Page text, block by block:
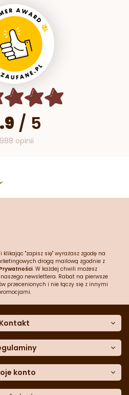
/ 5
opinii
"zapisz się" wyrażasz zgodę na
drogą mailową zgodnie z
. W każdej chwili możesz
newslettera. Rabat na pierwsze
przecenionych i nie łączy się z innymi
Kontakt
kontaktowe
pytania
stacjonarny
kontaktowy
Blog
prywatności
cookies
konto